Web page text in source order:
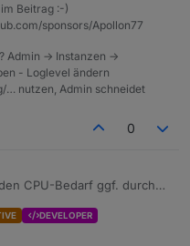
ein paar Rules getestet
fallen, ansonsten nichts
Beitrag :-)
sponsors/Apollon77
Admin -> Instanzen ->
- Loglevel ändern
… nutzen, Admin schneidet
0
CPU-Bedarf ggf. durch
DEVELOPER